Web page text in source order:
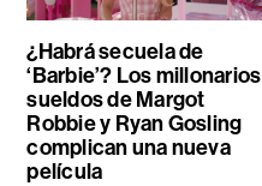
¿Habrá secuela de
‘Barbie’? Los millonarios
sueldos de Margot
Robbie y Ryan Gosling
complican una nueva
película